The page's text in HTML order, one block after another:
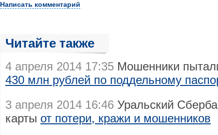
Написать комментарий
Читайте также
4 апреля 2014 17:35 Мошенники
430 млн рублей по поддельному
3 апреля 2014 16:46 Уральский
карты от потери, кражи и мошенников